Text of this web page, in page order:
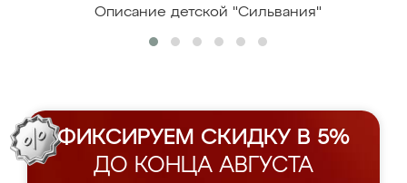
Описание детской "Сильвания"
ФИКСИРУЕМ СКИДКУ В 5%
ДО КОНЦА АВГУСТА